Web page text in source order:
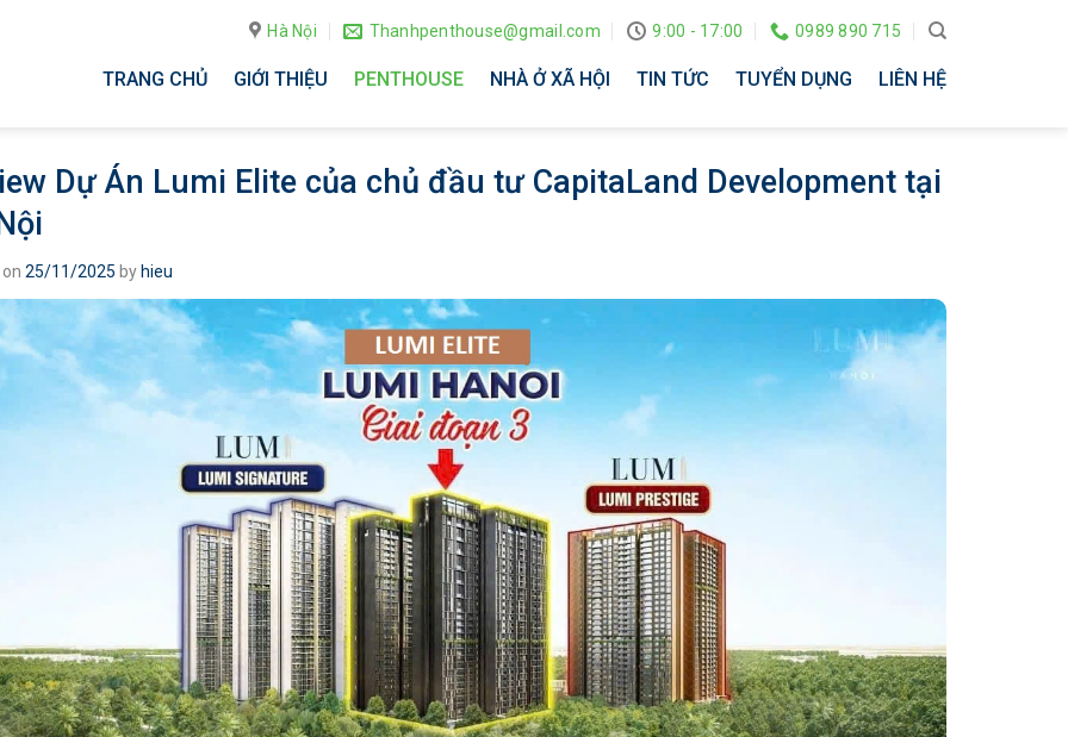
Hà Nội Thanhpenthouse@gmail.com 9:00 - 17:00 0989 890 715
TRANG CHỦ GIỚI THIỆU PENTHOUSE NHÀ Ở XÃ HỘI TIN TỨC TUYỂN DỤNG LIÊN HỆ
Dự Án Lumi Elite của chủ đầu tư CapitaLand Development tại
25/11/2025 by hieu